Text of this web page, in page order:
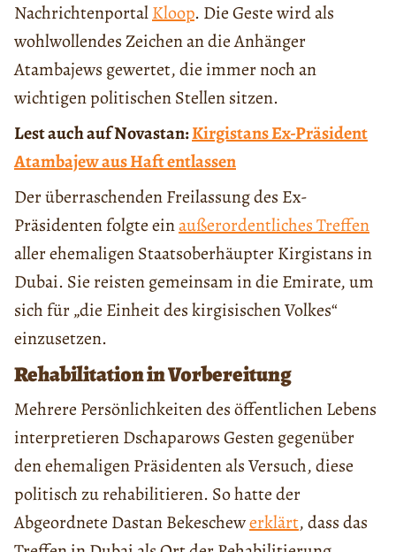
NachrichtenportalKloop. Die Geste wird als
wohlwollendes Zeichen an die Anhänger
Atambajews gewertet, die immer noch an
wichtigen politischen Stellen sitzen.
Lest auch auf Novastan:Kirgistans Ex-Präsident
Atambajew aus Haft entlassen
Der überraschenden Freilassung des Ex-
Präsidenten folgte einaußerordentliches Treffen
aller ehemaligen Staatsoberhäupter Kirgistans in
Dubai. Sie reisten gemeinsam in die Emirate, um
sich für „die Einheit des kirgisischen Volkes“
einzusetzen.
Rehabilitation in Vorbereitung
Mehrere Persönlichkeiten des öffentlichen Lebens
interpretieren Dschaparows Gesten gegenüber
den ehemaligen Präsidenten als Versuch, diese
politisch zu rehabilitieren. So hatte der
Abgeordnete Dastan Bekeschewerklärt, dass das